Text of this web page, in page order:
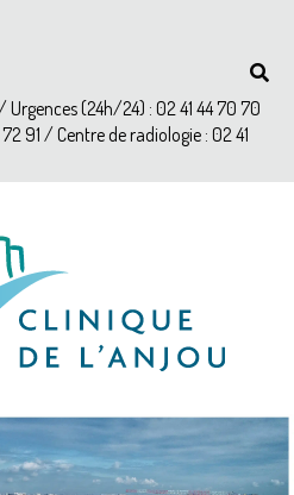
Urgences (24h/24) : 02 41 44 70 70
91 / Centre de radiologie : 02 41